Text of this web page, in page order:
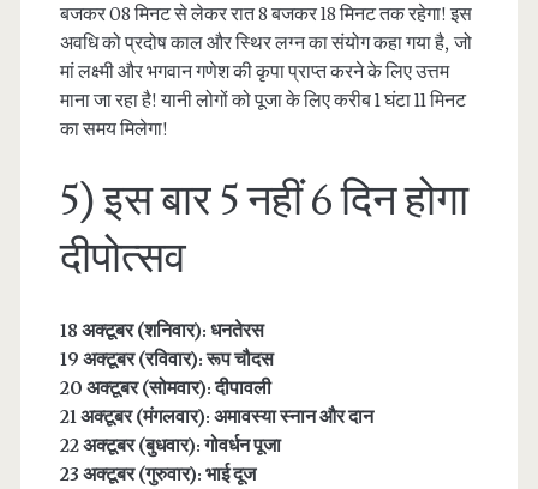
बजकर 08 मिनट से लेकर रात 8 बजकर 18 मिनट तक रहेगा! इस
अवधि को प्रदोष काल और स्थिर लग्न का संयोग कहा गया है, जो
मां लक्ष्मी और भगवान गणेश की कृपा प्राप्त करने के लिए उत्तम
माना जा रहा है! यानी लोगों को पूजा के लिए करीब 1 घंटा 11 मिनट
का समय मिलेगा!
5) इस बार 5 नहीं 6 दिन होगा
दीपोत्सव
18 अक्टूबर (शनिवार): धनतेरस
19 अक्टूबर (रविवार): रूप चौदस
20 अक्टूबर (सोमवार): दीपावली
21 अक्टूबर (मंगलवार): अमावस्या स्नान और दान
22 अक्टूबर (बुधवार): गोवर्धन पूजा
23 अक्टूबर (गुरुवार): भाई दूज